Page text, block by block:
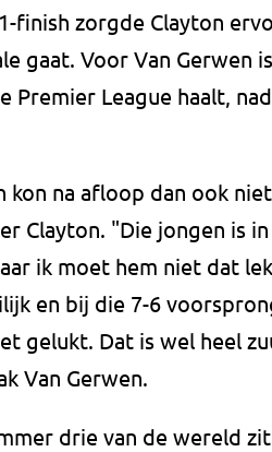
finish zorgde Clayton
gaat. Voor Van Gerwen
Premier League haalt,
kon na afloop dan ook
Clayton. "Die jongen is
ik moet hem niet dat
en bij die 7-6
gelukt. Dat is wel heel
Van Gerwen.
drie van de wereld